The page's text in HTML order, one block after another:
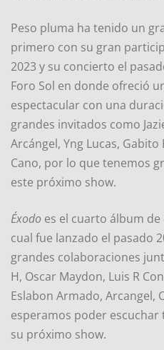
Peso pluma ha tenido un
primero con su gran
2023 y su concierto el
Foro Sol en donde ofreció
espectacular con una
grandes invitados como
Arcángel, Yng Lucas,
Cano, por lo que tenemos
este próximo show.
Éxodo es el cuarto álbum
cual fue lanzado el pasado
grandes colaboraciones
H, Oscar Maydon, Luis R
Eslabon Armado, Arcangel,
esperamos poder
su próximo show.